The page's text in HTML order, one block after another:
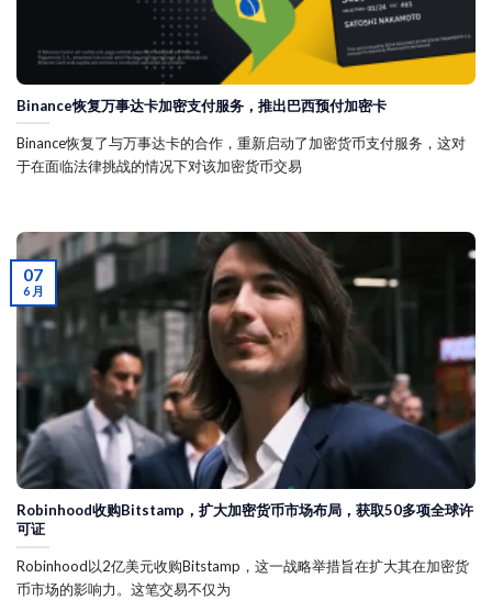
Binance恢复万事达卡加密支付服务，推出巴西预付加密卡
Binance恢复了与万事达卡的合作，重新启动了加密货币支付服务，这对
于在面临法律挑战的情况下对该加密货币交易
Robinhood收购Bitstamp，扩大加密货币市场布局，获取50多项全球许
可证
Robinhood以2亿美元收购Bitstamp，这一战略举措旨在扩大其在加密货
币市场的影响力。这笔交易不仅为
07
6 月